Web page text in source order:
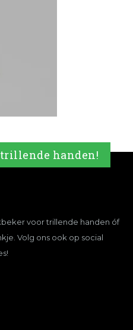
handen!
voor trillende handen óf
Volg ons ook op social